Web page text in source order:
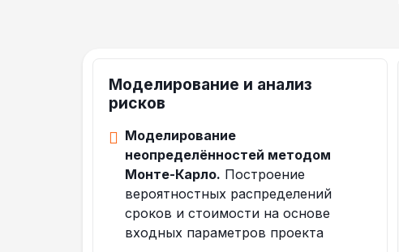
Моделирование и анализ
рисков
Моделирование
неопределённостей методом
Монте-Карло. Построение
вероятностных распределений
сроков и стоимости на основе
входных параметров проекта